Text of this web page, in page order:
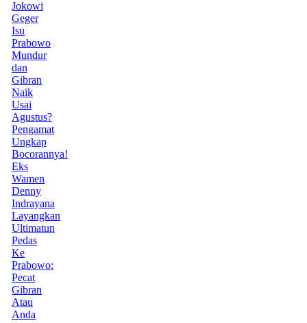
Jokowi
Geger
Isu
Prabowo
Mundur
dan
Gibran
Naik
Usai
Agustus?
Pengamat
Ungkap
Bocorannya!
Eks
Wamen
Denny
Indrayana
Layangkan
Ultimatun
Pedas
Ke
Prabowo:
Pecat
Gibran
Atau
Anda